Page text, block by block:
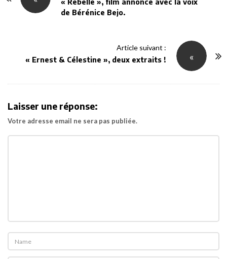
« Rebelle », film annonce avec la voix
de Bérénice Bejo.
«
Article suivant :
« Ernest & Célestine », deux extraits !
Laisser une réponse:
Votre adresse email ne sera pas publiée.